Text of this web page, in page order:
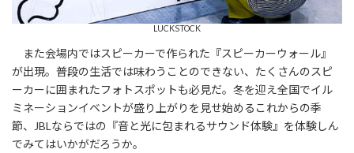
LUCKSTOCK
また会場内ではスピーカーで作られた『スピーカーウォール』
が出現。普段の生活では味わうことのできない、たくさんのスピ
ーカーに囲まれたフォトスポットも必見だ。冬を迎え全国でイル
ミネーションイベントが盛り上がりを見せ始めるこれからの季
節、JBLならではの『音と光に包まれるサウンド体験』を体験しん
でみてはいかがだろうか。